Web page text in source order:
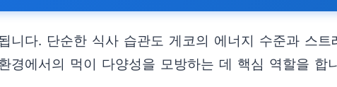
니다. 단순한 식사 습관도 게코의 에너지 수준과 스
경에서의 먹이 다양성을 모방하는 데 핵심 역할을 합